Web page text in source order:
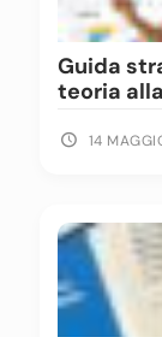
Guida
teoria
14